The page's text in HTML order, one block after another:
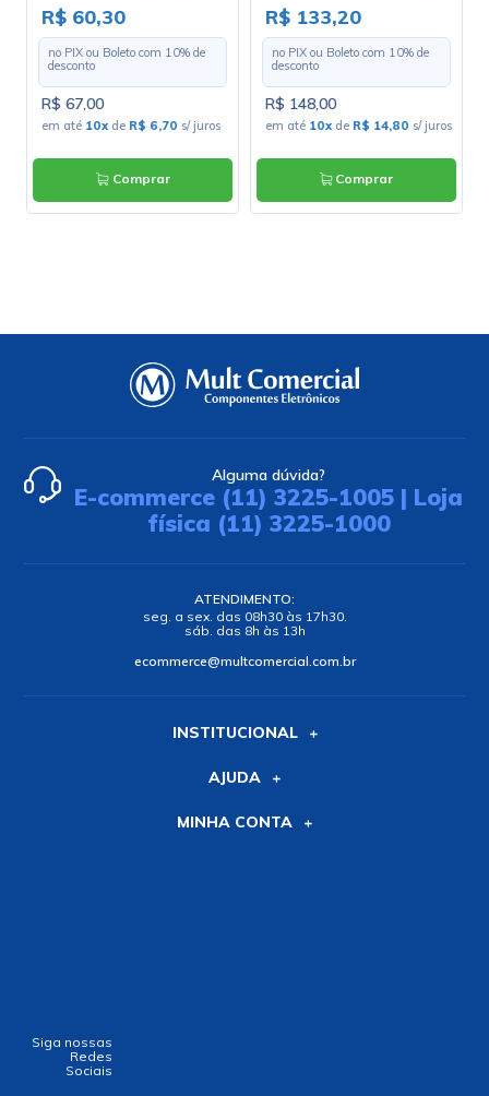
203-1-10 - Largura 1,30m
- Preço por Metro
R$ 60,30
no PIX ou Boleto com 10% de
desconto
R$ 67,00
em até 10xde R$ 6,70 s/ juros
Comprar
2
R$ 133,20
no PIX ou Boleto com 10% de
desconto
R$ 148,00
em até 10xde R$ 14,80 s/ juros
Comprar
Alguma dúvida?
E-commerce (11) 3225-1005 | Loja
física (11) 3225-1000
ATENDIMENTO:
seg. a sex. das 08h30 às 17h30.
sáb. das 8h às 13h
ecommerce@multcomercial.com.br
INSTITUCIONAL
AJUDA
MINHA CONTA
Siga nossas
Redes
Sociais